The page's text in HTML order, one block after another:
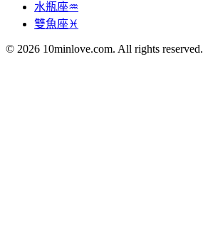
水瓶座♒
雙魚座♓
© 2026 10minlove.com. All rights reserved.